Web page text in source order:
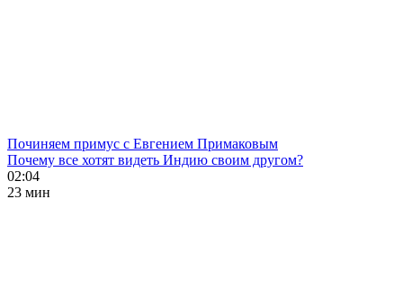
Починяем примус с Евгением Примаковым
Почему все хотят видеть Индию своим другом?
02:04
23 мин